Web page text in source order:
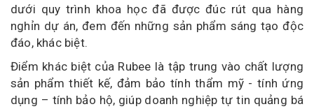
dưới quy trình khoa học đã được đúc rút qua hàng
nghỉn dự án, đem đến những sản phẩm sáng tạo độc
đáo, khác biệt.
Điểm khác biệt của Rubee là tập trung vào chất lượng
sản phẩm thiết kế, đảm bảo tính thẩm mỹ - tính ứng
dụng – tính bảo hộ, giúp doanh nghiệp tự tin quảng bá